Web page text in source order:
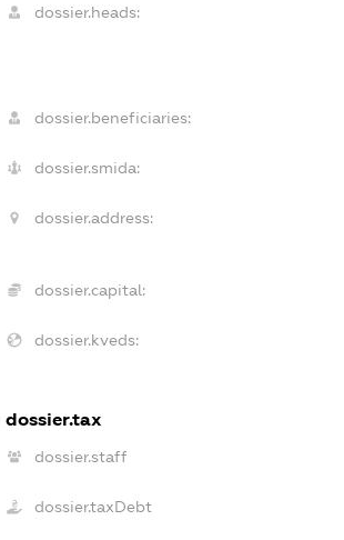
dossier.heads:
dossier.beneficiaries:
dossier.smida:
dossier.address:
dossier.capital:
dossier.kveds:
dossier.tax
dossier.staff
dossier.taxDebt